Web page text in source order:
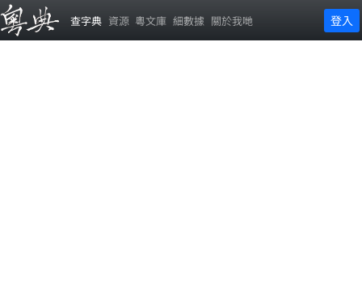
查字典 資源 粵文庫 細數據 關於我哋 登入